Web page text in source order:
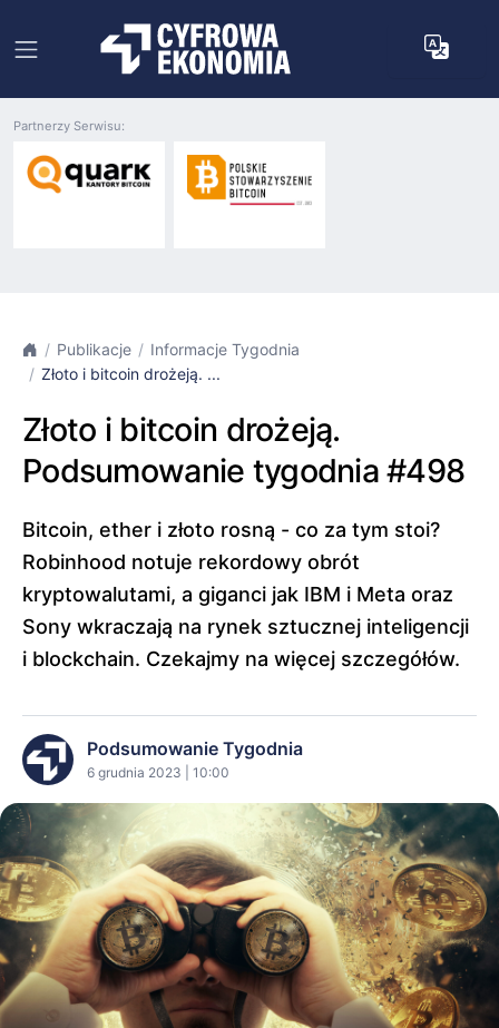
Partnerzy Serwisu:
Publikacje
Informacje Tygodnia
Złoto i bitcoin drożeją. ...
Złoto i bitcoin drożeją.
Podsumowanie tygodnia #498
Bitcoin, ether i złoto rosną - co za tym stoi?
Robinhood notuje rekordowy obrót
kryptowalutami, a giganci jak IBM i Meta oraz
Sony wkraczają na rynek sztucznej inteligencji
i blockchain. Czekajmy na więcej szczegółów.
Podsumowanie Tygodnia
6 grudnia 2023 | 10:00